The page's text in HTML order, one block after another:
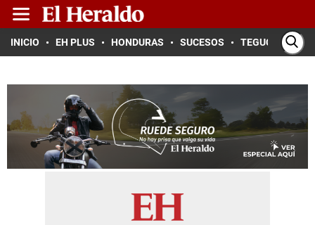
INICIO EH PLUS HONDURAS SUCESOS TEGUCIGALPA